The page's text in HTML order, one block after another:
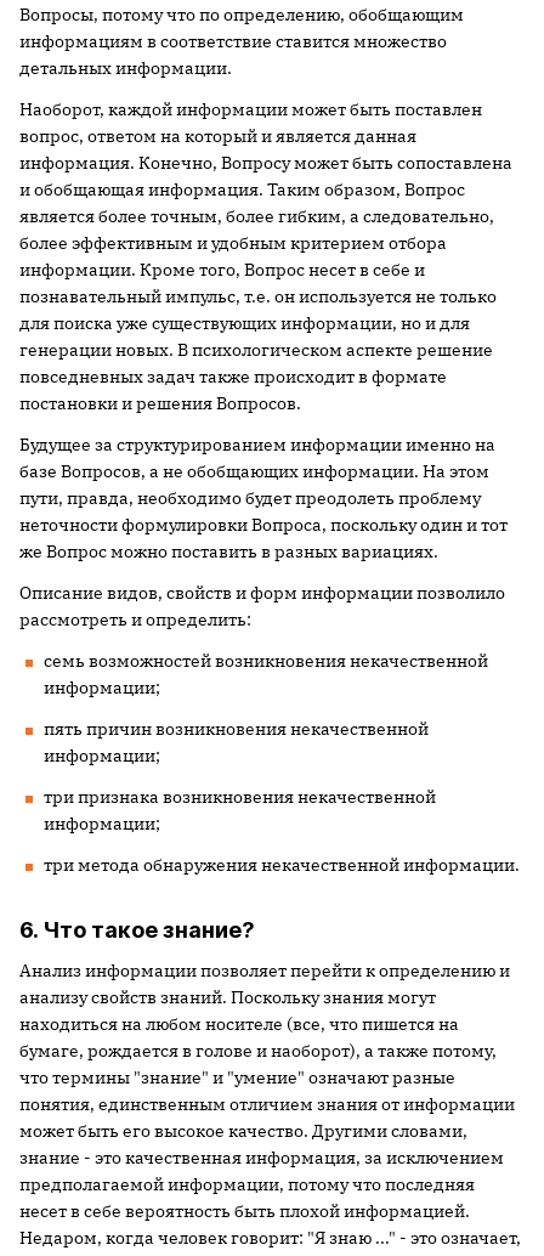
Вопросы, потому что по определению, обобщающим
информациям в соответствие ставится множество
детальных информации.
Наоборот, каждой информации может быть поставлен
вопрос, ответом на который и является данная
информация. Конечно, Вопросу может быть сопоставлена
и обобщающая информация. Таким образом, Вопрос
является более точным, более гибким, а следовательно,
более эффективным и удобным критерием отбора
информации. Кроме того, Вопрос несет в себе и
познавательный импульс, т.е. он используется не только
для поиска уже существующих информации, но и для
генерации новых. В психологическом аспекте решение
повседневных задач также происходит в формате
постановки и решения Вопросов.
Будущее за структурированием информации именно на
базе Вопросов, а не обобщающих информации. На этом
пути, правда, необходимо будет преодолеть проблему
неточности формулировки Вопроса, поскольку один и тот
же Вопрос можно поставить в разных вариациях.
Описание видов, свойств и форм информации позволило
рассмотреть и определить:
семь возможностей возникновения некачественной
информации;
пять причин возникновения некачественной
информации;
три признака возникновения некачественной
информации;
три метода обнаружения некачественной информации.
6. Что такое знание?
Анализ информации позволяет перейти к определению и
анализу свойств знаний. Поскольку знания могут
находиться на любом носителе (все, что пишется на
бумаге, рождается в голове и наоборот), а также потому,
что термины "знание" и "умение" означают разные
понятия, единственным отличием знания от информации
может быть его высокое качество. Другими словами,
знание - это качественная информация, за исключением
предполагаемой информации, потому что последняя
несет в себе вероятность быть плохой информацией.
Недаром, когда человек говорит: "Я знаю ..." - это означает,